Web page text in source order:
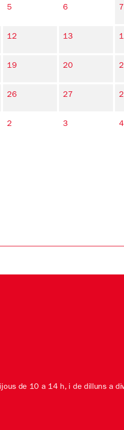
5 6 7
12 13
19 20
26 27
2 3 4
de 10 a 14 h, i de dilluns a